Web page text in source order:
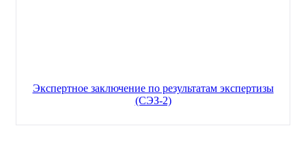
Экспертное заключение по результатам экспертизы
(СЭЗ-2)